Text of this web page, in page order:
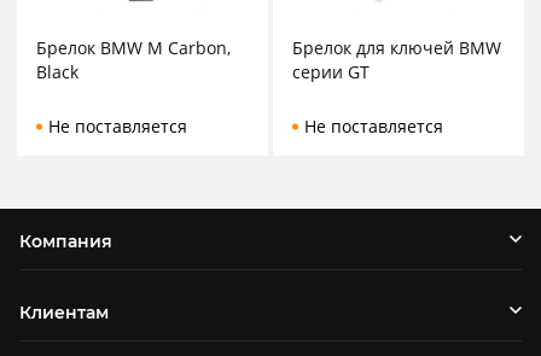
Брелок BMW M Carbon,
Black
Не поставляется
Брелок для ключей BMW
серии GT
Не поставляется
Компания
Клиентам